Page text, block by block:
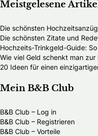
Meistgelesene
Die schönsten
Die schönsten Zitate und
Hochzeits-Trinkgeld-Guide:
Wie viel Geld schenkt man zur
20 Ideen für einen
Mein B&B Club
B&B Club – Log in
B&B Club – Registrieren
B&B Club – Vorteile